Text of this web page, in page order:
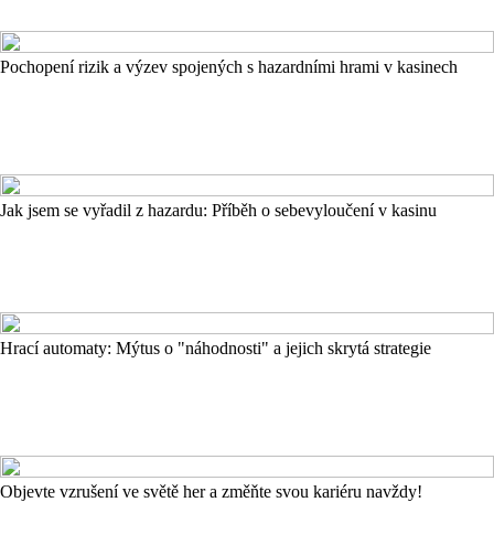
Pochopení rizik a výzev spojených s hazardními hrami v kasinech
Jak jsem se vyřadil z hazardu: Příběh o sebevyloučení v kasinu
Hrací automaty: Mýtus o "náhodnosti" a jejich skrytá strategie
Objevte vzrušení ve světě her a změňte svou kariéru navždy!